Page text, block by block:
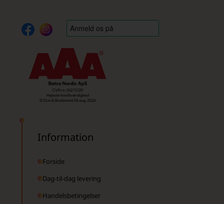
Information
Forside
Dag-til-dag levering
Handelsbetingelser